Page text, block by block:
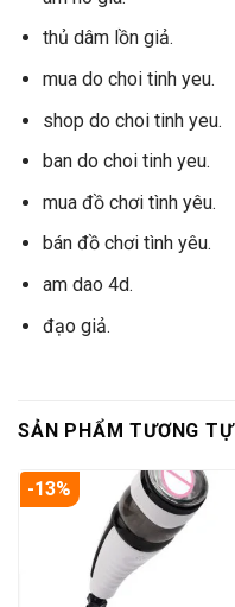
thủ dâm lồn giả.
mua do choi tinh yeu.
shop do choi tinh yeu.
ban do choi tinh yeu.
mua đồ chơi tình yêu.
bán đồ chơi tình yêu.
am dao 4d.
đạo giả.
SẢN PHẨM TƯƠNG TỰ
-13%